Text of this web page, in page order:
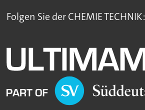
Folgen Sie der CHEMIE TECHNIK: